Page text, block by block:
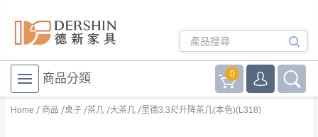
商品分類 0
Home 商品 桌子 茶几 大茶几 里德3.3尺升降茶几(本色)(L318)